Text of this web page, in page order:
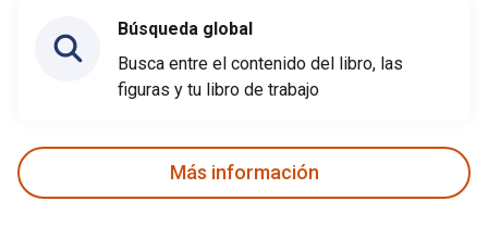
Búsqueda global
Busca entre el contenido del libro, las
figuras y tu libro de trabajo
Más información